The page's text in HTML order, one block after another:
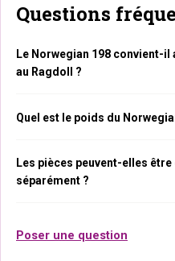
Questions
Le Norwegian 198 convient-il
au Ragdoll ?
Quel est le poids du
Les pièces peuvent-elles
séparément ?
Poser une question